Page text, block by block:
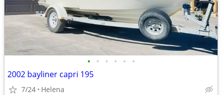
• • • • • •
2002 bayliner capri 195
7/24 Helena